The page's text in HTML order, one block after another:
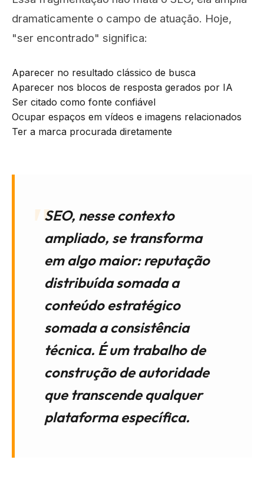
dramaticamente o campo de atuação. Hoje,
"ser encontrado" significa:
Aparecer no resultado clássico de busca
Aparecer nos blocos de resposta gerados por IA
Ser citado como fonte confiável
Ocupar espaços em vídeos e imagens relacionados
Ter a marca procurada diretamente
SEO, nesse contexto
ampliado, se transforma
em algo maior: reputação
distribuída somada a
conteúdo estratégico
somada a consistência
técnica. É um trabalho de
construção de autoridade
que transcende qualquer
plataforma específica.